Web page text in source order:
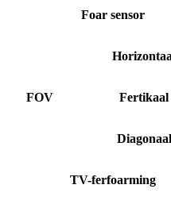
Foar sensor
FOV Fertikaal
Diagonaal
TV-ferfoarming